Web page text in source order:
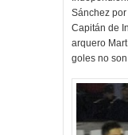
Sánchez
Capitán de
arquero
goles no